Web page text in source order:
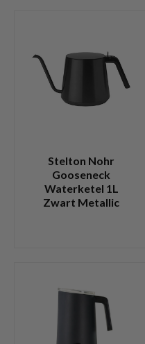
Stelton Nohr
Gooseneck
Waterketel 1L
Zwart Metallic